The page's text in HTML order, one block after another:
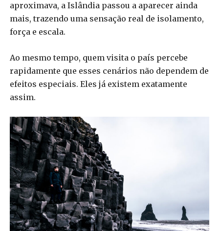
aproximava, a Islândia passou a aparecer ainda
mais, trazendo uma sensação real de isolamento,
força e escala.
Ao mesmo tempo, quem visita o país percebe
rapidamente que esses cenários não dependem de
efeitos especiais. Eles já existem exatamente
assim.